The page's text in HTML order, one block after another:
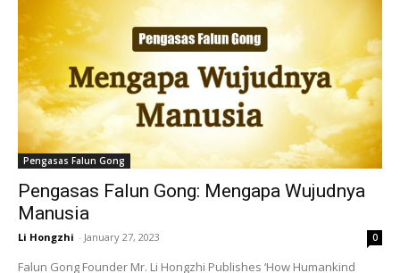
Pengasas Falun Gong
Pengasas Falun Gong: Mengapa Wujudnya
Manusia
Li Hongzhi - January 27, 2023 0
Falun Gong Founder Mr. Li Hongzhi Publishes ‘How Humankind